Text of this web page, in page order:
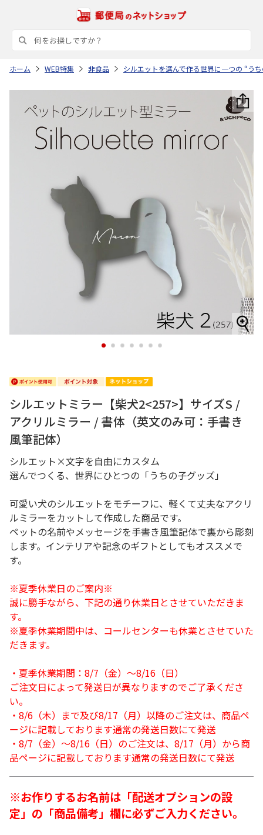
ホーム WEB特集 非食品 シルエットを選んで作る世界に一つの “う
1 2 3 4 5 6 7
シルエットミラー【柴犬2<257>】サイズS /
アクリルミラー / 書体（英文のみ可：手書き
風筆記体）
シルエット×文字を自由にカスタム
選んでつくる、世界にひとつの「うちの子グッズ」
可愛い犬のシルエットをモチーフに、軽くて丈夫なアクリ
ルミラーをカットして作成した商品です。
ペットの名前やメッセージを手書き風筆記体で裏から彫刻
します。インテリアや記念のギフトとしてもオススメで
す。
※夏季休業日のご案内※
誠に勝手ながら、下記の通り休業日とさせていただきま
す。
※夏季休業期間中は、コールセンターも休業とさせていた
だきます。
・夏季休業期間：8/7（金）～8/16（日）
ご注文日によって発送日が異なりますのでご了承くださ
い。
・8/6（木）まで及び8/17（月）以降のご注文は、商品ペ
ージに記載しております通常の発送日数にて発送
・8/7（金）～8/16（日）のご注文は、8/17（月）から商
品ページに記載しております通常の発送日数にて発送
※お作りするお名前は「配送オプションの設
定」の「商品備考」欄に必ずご入力ください。